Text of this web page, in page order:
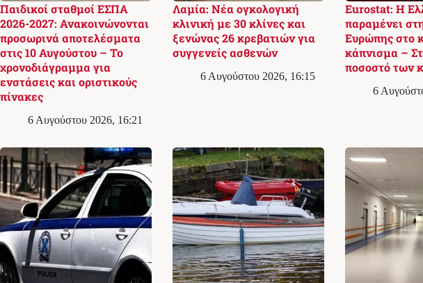
Παιδικοί σταθμοί ΕΣΠΑ
2026-2027: Ανακοινώνονται
προσωρινά αποτελέσματα
στις 10 Αυγούστου – Το
χρονοδιάγραμμα για
ενστάσεις και οριστικούς
πίνακες
6 Αυγούστου 2026, 16:21
Λαμία: Νέα ογκολογική
κλινική με 30 κλίνες και
ξενώνας 26 κρεβατιών για
συγγενείς ασθενών
6 Αυγούστου 2026, 16:15
Eurostat: Η
παραμένει
Ευρώπης στο
κάπνισμα –
ποσοστό των
6